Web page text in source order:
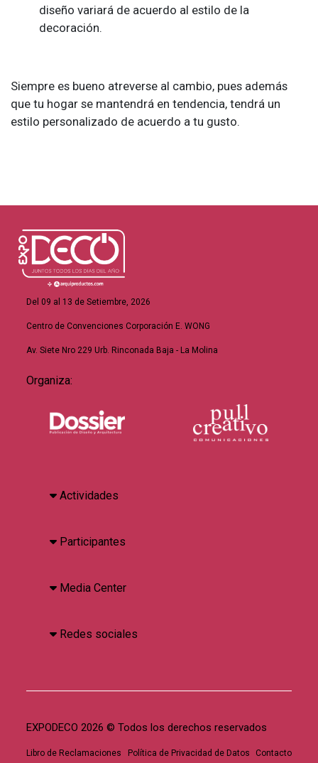
diseño variará de acuerdo al estilo de la
decoración.
Siempre es bueno atreverse al cambio, pues además
que tu hogar se mantendrá en tendencia, tendrá un
estilo personalizado de acuerdo a tu gusto.
Del 09 al 13 de Setiembre, 2026
Centro de Convenciones Corporación E. WONG
Av. Siete Nro 229 Urb. Rinconada Baja - La Molina
Organiza:
Actividades
Participantes
Media Center
Redes sociales
EXPODECO 2026 © Todos los derechos reservados
Libro de Reclamaciones Política de Privacidad de Datos Contacto